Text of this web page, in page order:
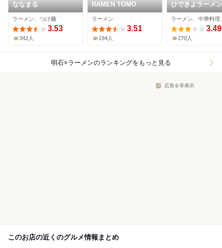
ななまる
ラーメン、つけ麺
3.53
342人
RAMEN TOMO
ラーメン
3.51
194人
ひできよラーメン
ラーメン、中華料理
3.49
270人
明石×ラーメンのランキングをもっと見る
広告を非表示
このお店の近くのグルメ情報まとめ